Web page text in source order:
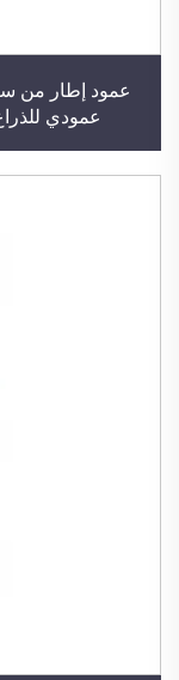
عمودي